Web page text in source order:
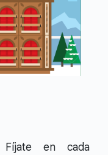
Fíjate en cada